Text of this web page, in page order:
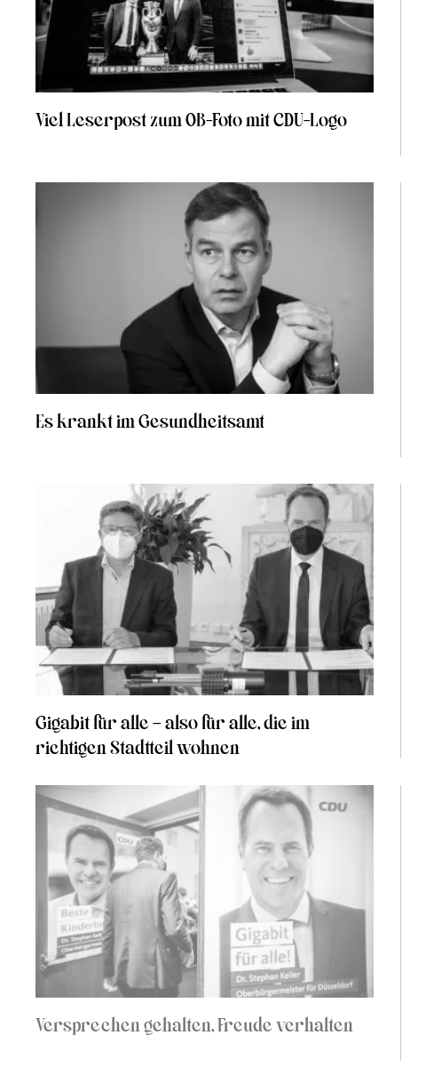
Viel Leserpost zum OB-Foto mit CDU-Logo
Es krankt im Gesundheitsamt
Gigabit für alle – also für alle, die im
richtigen Stadtteil wohnen
Versprechen gehalten, Freude verhalten